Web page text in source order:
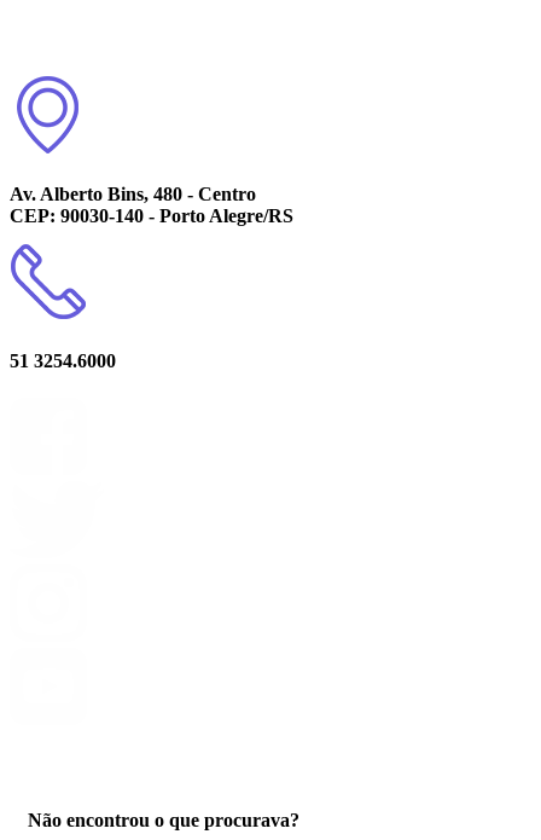
Av. Alberto Bins, 480 - Centro
CEP: 90030-140 - Porto Alegre/RS
51 3254.6000
Não encontrou o que procurava?